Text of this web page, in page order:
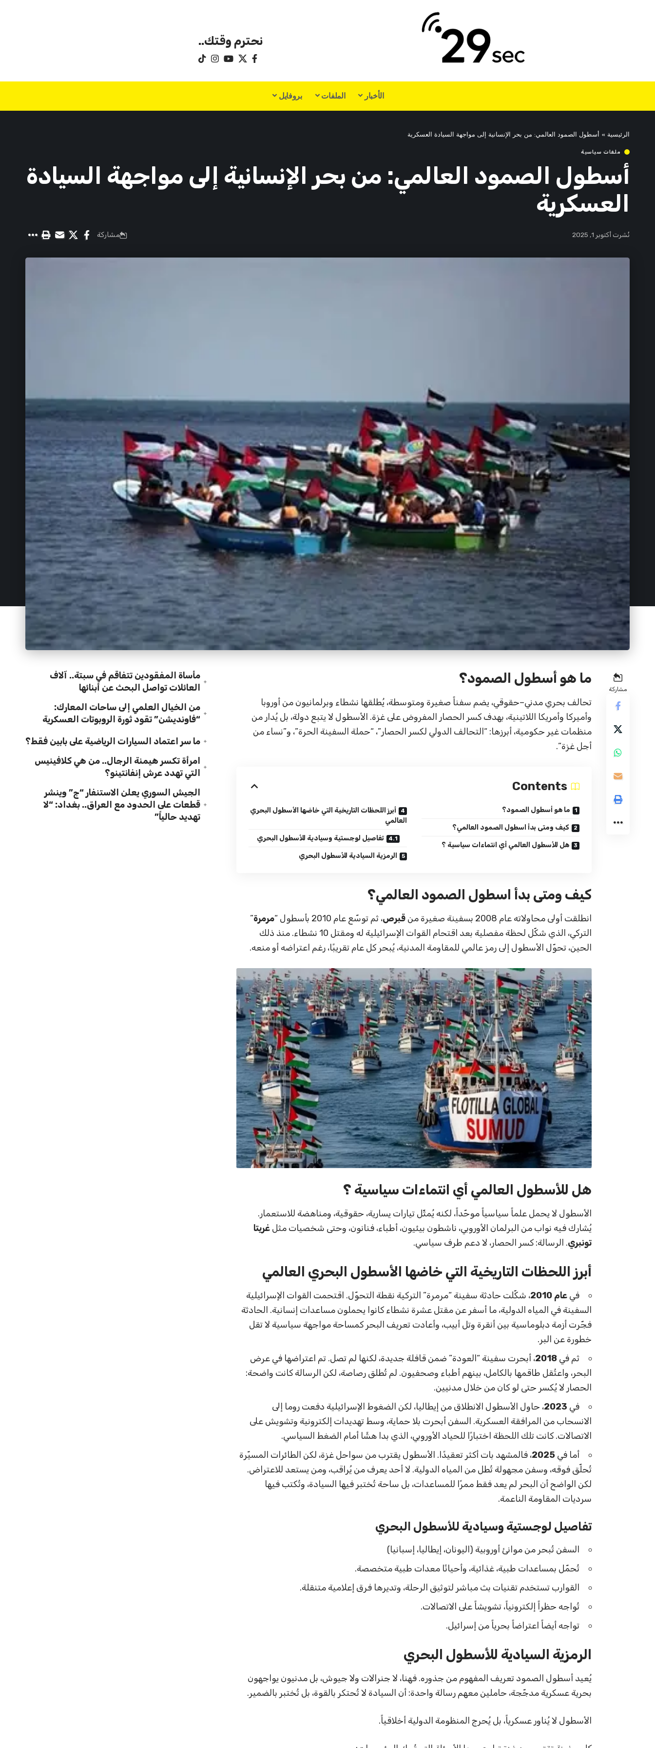
نحترم وقتك..
الأخبار الملفات بروفايل
الرئيسية » أسطول الصمود العالمي: من بحر الإنسانية إلى مواجهة السيادة العسكرية
ملفات سياسية
أسطول الصمود العالمي: من بحر الإنسانية إلى مواجهة السيادة
العسكرية
نُشرت أكتوبر 1, 2025 مشاركة
مشاركة
ما هو أسطول الصمود؟
تحالف بحري مدني–حقوقي، يضم سفناً صغيرة ومتوسطة، يُطلقها نشطاء وبرلمانيون من أوروبا
وأميركا وأمريكا اللاتينية، بهدف كسر الحصار المفروض على غزة. الأسطول لا يتبع دولة، بل يُدار من
منظمات غير حكومية، أبرزها: “التحالف الدولي لكسر الحصار”، “حملة السفينة الحرة”، و”نساء من
أجل غزة”.
Contents
ما هو أسطول الصمود؟
كيف ومتى بدأ اسطول الصمود العالمي؟
هل للأسطول العالمي أي انتماءات سياسية ؟
أبرز اللحظات التاريخية التي خاضها الأسطول البحري
العالمي
تفاصيل لوجستية وسيادية للأسطول البحري
الرمزية السيادية للأسطول البحري
كيف ومتى بدأ اسطول الصمود العالمي؟
انطلقت أولى محاولاته عام 2008 بسفينة صغيرة من قبرص، ثم توسّع عام 2010 بأسطول “ مرمرة”
التركي، الذي شكّل لحظة مفصلية بعد اقتحام القوات الإسرائيلية له ومقتل 10 نشطاء. منذ ذلك
الحين، تحوّل الأسطول إلى رمز عالمي للمقاومة المدنية، يُبحر كل عام تقريبًا، رغم اعتراضه أو منعه.
هل للأسطول العالمي أي انتماءات سياسية ؟
الأسطول لا يحمل علماً سياسياً موحّداً، لكنه يُمثّل تيارات يسارية، حقوقية، ومناهضة للاستعمار.
يُشارك فيه نواب من البرلمان الأوروبي، ناشطون بيئيون، أطباء، فنانون، وحتى شخصيات مثل غريتا
تونبري. الرسالة: كسر الحصار، لا دعم طرف سياسي.
أبرز اللحظات التاريخية التي خاضها الأسطول البحري العالمي
في عام 2010
، شكّلت حادثة سفينة “مرمرة” التركية نقطة التحوّل. اقتحمت القوات الإسرائيلية
السفينة في المياه الدولية، ما أسفر عن مقتل عشرة نشطاء كانوا يحملون مساعدات إنسانية. الحادثة
فجّرت أزمة دبلوماسية بين أنقرة وتل أبيب، وأعادت تعريف البحر كمساحة مواجهة سياسية لا تقل
خطورة عن البر.
ثم في 2018، أبحرت سفينة “العودة” ضمن قافلة جديدة، لكنها لم تصل. تم اعتراضها في عرض
البحر، واعتُقل طاقمها بالكامل، بينهم أطباء وصحفيون. لم تُطلق رصاصة، لكن الرسالة كانت واضحة:
الحصار لا يُكسر حتى لو كان من خلال مدنيين.
في 2023، حاول الأسطول الانطلاق من إيطاليا، لكن الضغوط الإسرائيلية دفعت روما إلى
الانسحاب من المرافقة العسكرية. السفن أبحرت بلا حماية، وسط تهديدات إلكترونية وتشويش على
الاتصالات. كانت تلك اللحظة اختبارًا للحياد الأوروبي، الذي بدا هشًا أمام الضغط السياسي.
أما في 2025، فالمشهد بات أكثر تعقيدًا. الأسطول يقترب من سواحل غزة، لكن الطائرات المسيّرة
تُحلّق فوقه، وسفن مجهولة تُطل من المياه الدولية. لا أحد يعرف من يُراقب، ومن يستعد للاعتراض.
لكن الواضح أن البحر لم يعد فقط ممرًا للمساعدات، بل ساحة تُختبر فيها السيادة، وتُكتب فيها
سرديات المقاومة الناعمة.
تفاصيل لوجستية وسيادية للأسطول البحري
السفن تُبحر من موانئ أوروبية (اليونان، إيطاليا، إسبانيا)
تُحمّل بمساعدات طبية، غذائية، وأحيانًا معدات طبية متخصصة.
القوارب تستخدم تقنيات بث مباشر لتوثيق الرحلة، وتديرها فرق إعلامية متنقلة.
تُواجه حظراً إلكترونياً، تشويشاً على الاتصالات.
تواجه أيضاً اعتراضاً بحرياً من إسرائيل.
الرمزية السيادية للأسطول البحري
يُعيد أسطول الصمود تعريف المفهوم من جذوره. فهنا، لا جنرالات ولا جيوش، بل مدنيون يواجهون
بحرية عسكرية مدجّجة، حاملين معهم رسالة واحدة: أن السيادة لا تُحتكر بالقوة، بل تُختبر بالضمير.
الأسطول لا يُناور عسكرياً، بل يُحرج المنظومة الدولية أخلاقياً.
مأساة المفقودين تتفاقم في سبتة.. آلاف
العائلات تواصل البحث عن أبنائها
من الخيال العلمي إلى ساحات المعارك:
“فاونديشن” تقود ثورة الروبوتات العسكرية
ما سر اعتماد السيارات الرياضية على بابين فقط؟
امرأة تكسر هيمنة الرجال.. من هي كلافينيس
التي تهدد عرش إنفانتينو؟
الجيش السوري يعلن الاستنفار “ج” وينشر
قطعات على الحدود مع العراق.. بغداد: “لا
تهديد حالياً”